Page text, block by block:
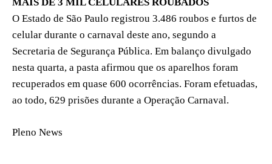
O Estado de São Paulo registrou 3.486 roubos e furtos de
celular durante o carnaval deste ano, segundo a
Secretaria de Segurança Pública. Em balanço divulgado
nesta quarta, a pasta afirmou que os aparelhos foram
recuperados em quase 600 ocorrências. Foram efetuadas,
ao todo, 629 prisões durante a Operação Carnaval.
Pleno News